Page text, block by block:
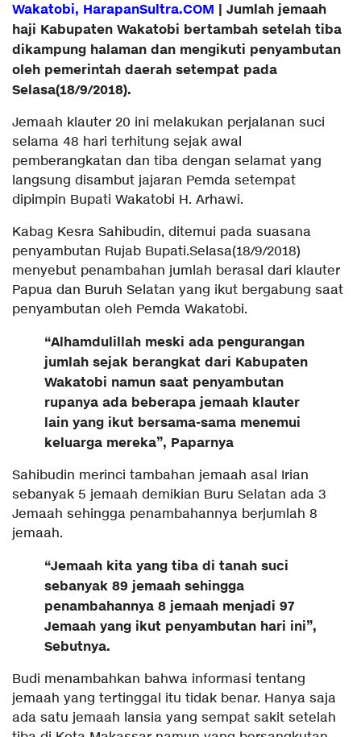
Wakatobi, HarapanSultra.COM | Jumlah jemaah
haji Kabupaten Wakatobi bertambah setelah tiba
dikampung halaman dan mengikuti penyambutan
oleh pemerintah daerah setempat pada
Selasa(18/9/2018).
Jemaah klauter 20 ini melakukan perjalanan suci
selama 48 hari terhitung sejak awal
pemberangkatan dan tiba dengan selamat yang
langsung disambut jajaran Pemda setempat
dipimpin Bupati Wakatobi H. Arhawi.
Kabag Kesra Sahibudin, ditemui pada suasana
penyambutan Rujab Bupati.Selasa(18/9/2018)
menyebut penambahan jumlah berasal dari klauter
Papua dan Buruh Selatan yang ikut bergabung saat
penyambutan oleh Pemda Wakatobi.
“Alhamdulillah meski ada pengurangan
jumlah sejak berangkat dari Kabupaten
Wakatobi namun saat penyambutan
rupanya ada beberapa jemaah klauter
lain yang ikut bersama-sama menemui
keluarga mereka”, Paparnya
Sahibudin merinci tambahan jemaah asal Irian
sebanyak 5 jemaah demikian Buru Selatan ada 3
Jemaah sehingga penambahannya berjumlah 8
jemaah.
“Jemaah kita yang tiba di tanah suci
sebanyak 89 jemaah sehingga
penambahannya 8 jemaah menjadi 97
Jemaah yang ikut penyambutan hari ini”,
Sebutnya.
Budi menambahkan bahwa informasi tentang
jemaah yang tertinggal itu tidak benar. Hanya saja
ada satu jemaah lansia yang sempat sakit setelah